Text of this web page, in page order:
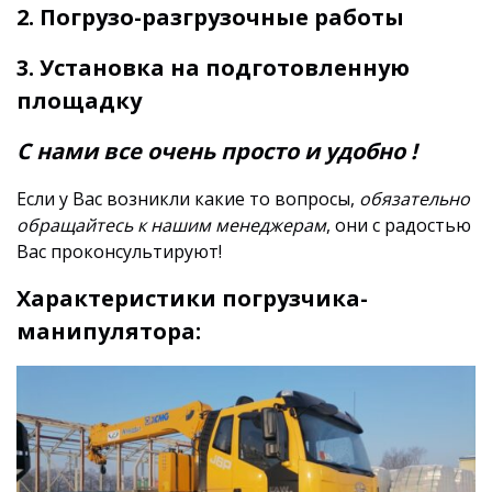
2. Погрузо-разгрузочные работы
3. Установка на подготовленную
площадку
С нами все очень просто и удобно !
Если у Вас возникли какие то вопросы, обязательно
обращайтесь к нашим менеджерам, они с радостью
Вас проконсультируют!
Характеристики погрузчика-
манипулятора: